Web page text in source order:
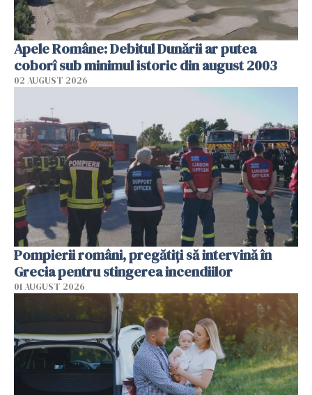
Apele Române: Debitul Dunării ar putea
coborî sub minimul istoric din august 2003
02 AUGUST 2026
Pompierii români, pregătiţi să intervină în
Grecia pentru stingerea incendiilor
01 AUGUST 2026